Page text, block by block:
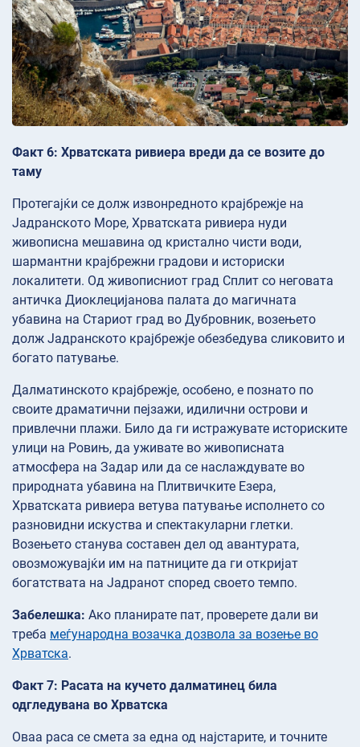
Факт 6: Хрватската ривиера вреди да се возите до
таму
Протегајќи се долж извонредното крајбрежје на
Јадранското Море, Хрватската ривиера нуди
живописна мешавина од кристално чисти води,
шармантни крајбрежни градови и историски
локалитети. Од живописниот град Сплит со неговата
античка Диоклецијанова палата до магичната
убавина на Стариот град во Дубровник, возењето
долж Јадранското крајбрежје обезбедува сликовито и
богато патување.
Далматинското крајбрежје, особено, е познато по
своите драматични пејзажи, идилични острови и
привлечни плажи. Било да ги истражувате историските
улици на Ровињ, да уживате во живописната
атмосфера на Задар или да се наслаждувате во
природната убавина на Плитвичките Езера,
Хрватската ривиера ветува патување исполнето со
разновидни искуства и спектакуларни глетки.
Возењето станува составен дел од авантурата,
овозможувајќи им на патниците да ги откријат
богатствата на Јадранот според своето темпо.
Забелешка: Ако планирате пат, проверете дали ви
треба меѓународна возачка дозвола за возење во
Хрватска.
Факт 7: Расата на кучето далматинец била
одгледувана во Хрватска
Оваа раса се смета за една од најстарите, и точните